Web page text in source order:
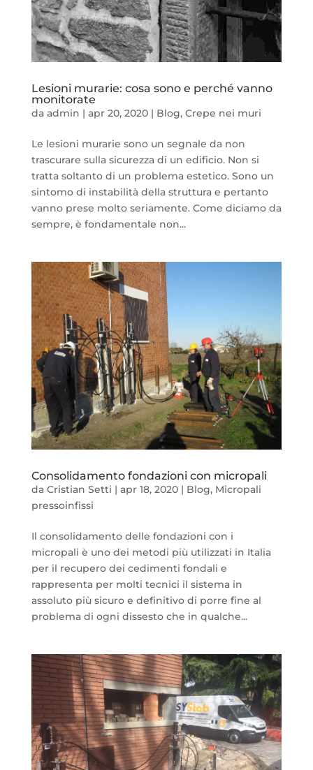
Lesioni murarie: cosa sono e perché vanno
monitorate
da admin | apr 20, 2020| Blog, Crepe nei muri
Le lesioni murarie sono un segnale da non
trascurare sulla sicurezza di un edificio. Non si
tratta soltanto di un problema estetico. Sono un
sintomo di instabilità della struttura e pertanto
vanno prese molto seriamente. Come diciamo da
sempre, è fondamentale non...
Consolidamento fondazioni con micropali
da Cristian Setti | apr 18, 2020| Blog, Micropali
pressoinfissi
Il consolidamento delle fondazioni con i
micropali è uno dei metodi più utilizzati in Italia
per il recupero dei cedimenti fondali e
rappresenta per molti tecnici il sistema in
assoluto più sicuro e definitivo di porre fine al
problema di ogni dissesto che in qualche...